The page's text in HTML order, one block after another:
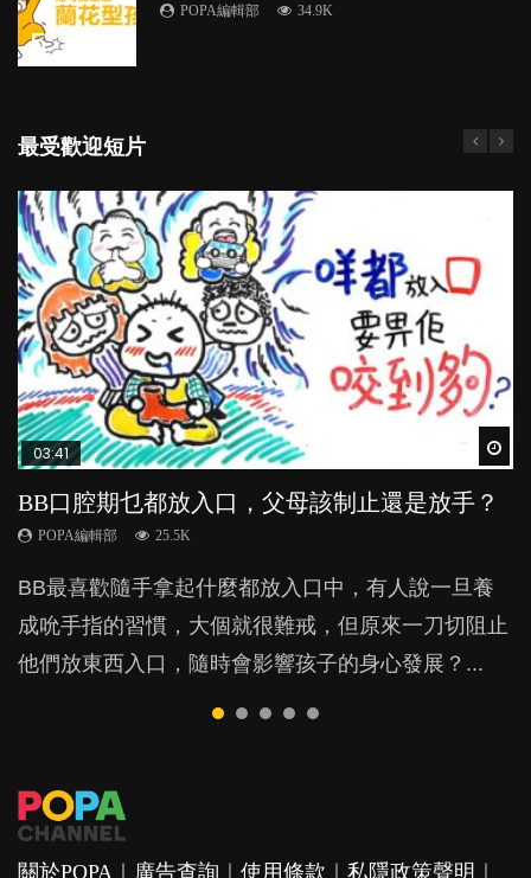
5
POPA編輯部 34.9K
最受歡迎短片
03:41
BB口腔期乜都放入口，父母該制止還是放手？
POPA編輯部 25.5K
BB最喜歡隨手拿起什麼都放入口中，有人說一旦養
成吮手指的習慣，大個就很難戒，但原來一刀切阻止
他們放東西入口，隨時會影響孩子的身心發展？...
03:59
稱讚孩子品格，培育善良有法
POPA編輯部 39.7K
除了望子成龍，有很多父母都可能更期望孩子做一個
有品德的善良人，那麼到底父母怎樣教育小朋友才有
用？想像一下，如果你的小朋友去做義工幫助別人，
你會如何稱讚他？大部分人可能會說「你做咗一件好
04:20
【動畫】英語講得好，點先做得到？｜如何避
免港式英文
港式英文指帶有香港口音及文法的英文，香港人之間
溝通無間，但外國人肯定聽得一頭霧水，明明已由3
04:28
管教｜唔打得，唔罵得，Time-out又得唔得？
POPA編輯部 36.2K
很多家長期望以time-out「暫停隔離法」，讓孩子跟
令他失控的情境隔離，從而有反思的空間。不過這方
法，卻隱藏著危機，隨時令孩子蒙受精神傷害？...
03:39
忽視情感需要，後果可大可小？
POPA編輯部 20.9K
很多媽媽都會花很多時間跟初生BB聊天講故事，想
好好陪伴他，不過也有部分人認為照顧BB，放個人
在旁邊就夠。事實真的如此？忽視情感的教養方式會
對孩子造成什麼影響？...
關於POPA ｜ 廣告查詢 ｜ 使用條款 ｜ 私隱政策聲明 ｜